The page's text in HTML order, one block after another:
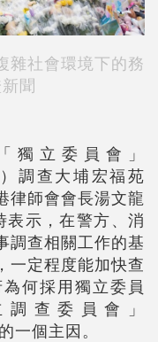
雜社會環境下的務
聞
獨立委員會」
調查大埔宏福苑
律師會會長湯文龍
表示，在警方、消
調查相關工作的基
一定程度能加快查
何採用獨立委員
查委員會」
個主因。